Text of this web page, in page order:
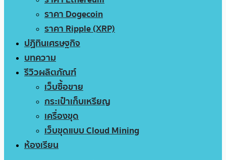
ราคา Dogecoin
ราคา Ripple (XRP)
ปฏิทินเศรษฐกิจ
บทความ
รีวิวผลิตภัณฑ์
เว็บซื้อขาย
กระเป๋าเก็บเหรียญ
เครื่องขุด
เว็บขุดแบบ Cloud Mining
ห้องเรียน